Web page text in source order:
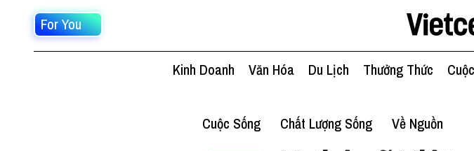
For You
Kinh Doanh Văn Hóa Du Lịch Thưởng Thức
Cuộc Sống Chất Lượng Sống Về Nguồn